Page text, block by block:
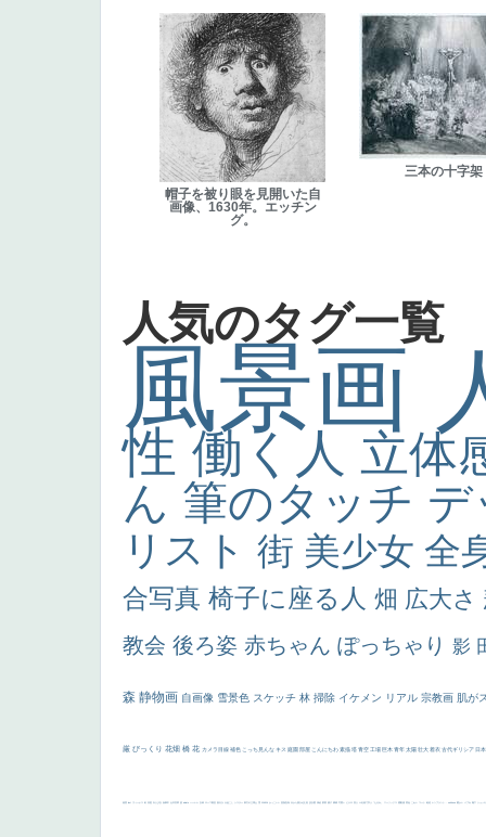
帽子を被り眼を見開いた自
画像、1630年。エッチン
グ。
三本の十字架
人気のタグ一覧
風景画
性 働く人 立体
ん 筆のタッチ
リスト 街 美少女 全
合写真 椅子に座る人 畑 広大さ
教会 後ろ姿 赤ちゃん ぽっちゃり 影
森 静物画 自画像 雪景色 スケッチ 林 掃除 イケメン リアル 宗教画 肌が
厳 びっくり 花畑 橋 花 カメラ目線 補色 こっち見んな キス 庭園 部屋 こんにちわ 素描 塔 青空 工場 巨木 青年 太陽 壮大 着衣 古代ギリシア 日
画質 last ヴィーナス 剣 白人少女 食事中 山本芳翠 麦 alciato ハーレム 女神 ローマ教皇 奥行き 火起こし シスター 東方の三博士 114514 かっこいい 受胎告知 天から覗き込む顔 設計図 挿絵 群衆 親子 裸婦 可愛い ピサロ ＃名画で学ぶ「たるみ」 ニーソックス 躍動感 黄色 こわい コート 畦道 レンブラント・ sekkusu 暖かい バブみ 靴下 ショッ